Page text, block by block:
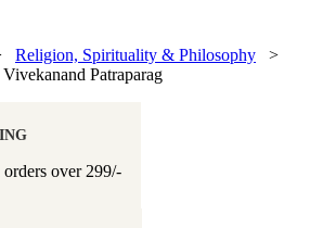
Religion, Spirituality & Philosophy >
Patraparag
over 299/-